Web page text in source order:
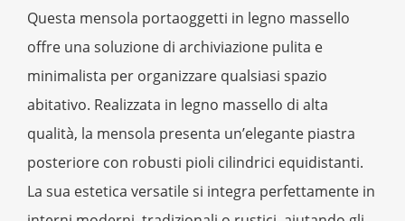
Questa mensola portaoggetti in legno massello
offre una soluzione di archiviazione pulita e
minimalista per organizzare qualsiasi spazio
abitativo. Realizzata in legno massello di alta
qualità, la mensola presenta un’elegante piastra
posteriore con robusti pioli cilindrici equidistanti.
La sua estetica versatile si integra perfettamente in